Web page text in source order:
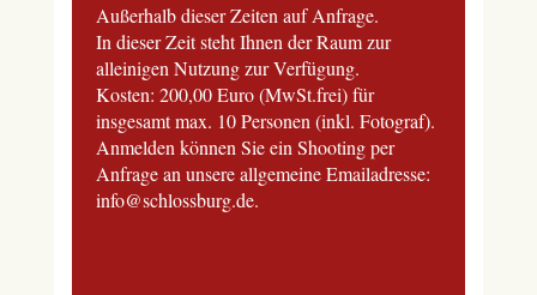
Außerhalb dieser Zeiten auf Anfrage.
In dieser Zeit steht Ihnen der Raum zur
alleinigen Nutzung zur Verfügung.
Kosten: 200,00 Euro (MwSt.frei) für
insgesamt max. 10 Personen (inkl. Fotograf).
Anmelden können Sie ein Shooting per
Anfrage an unsere allgemeine Emailadresse:
info@schlossburg.de.